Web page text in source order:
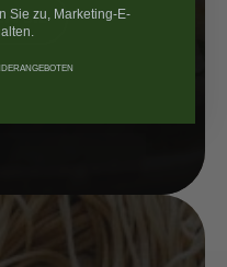
SIE
Sie zu, Marketing-E-